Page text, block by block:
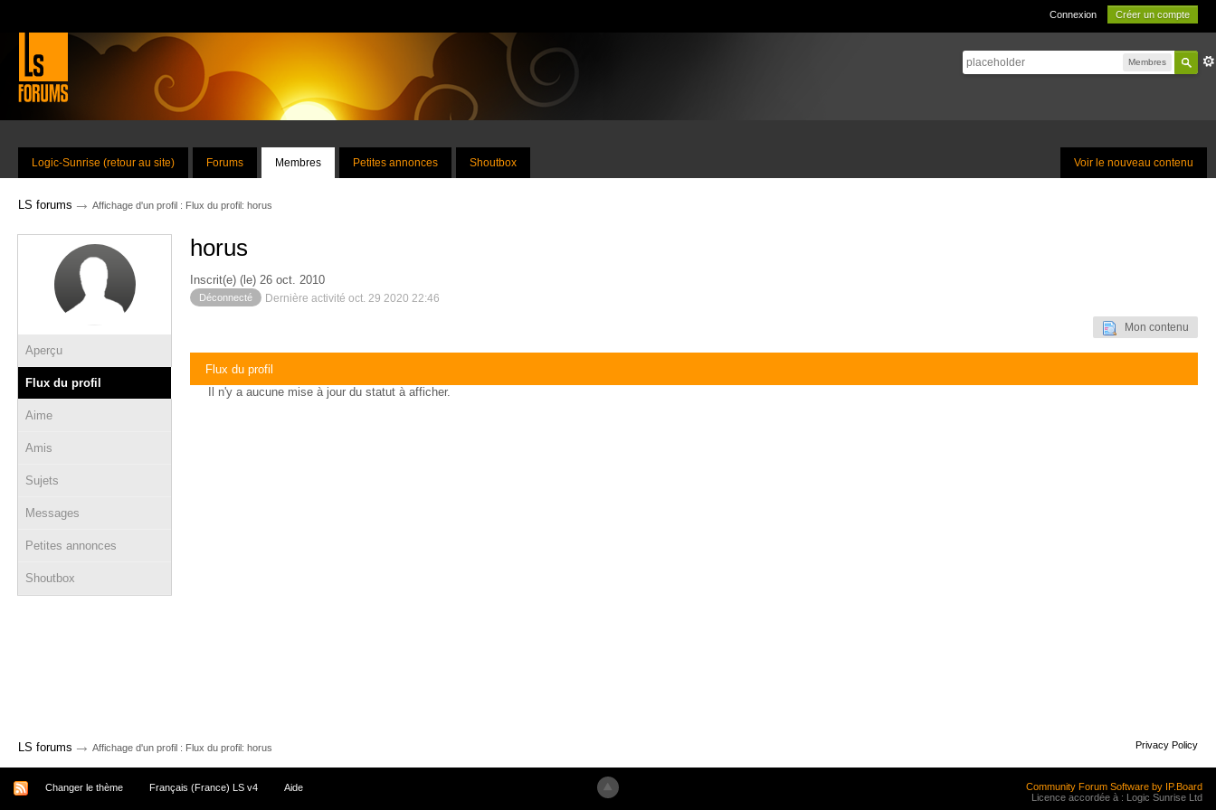
Connexion Créer un compte
Membres
Voir le nouveau contenu
Logic-Sunrise (retour au site) Forums Membres Petites annonces Shoutbox
LS forums → Affichage d'un profil : Flux du profil: horus
Aperçu
Flux du profil
Aime
Amis
Sujets
Messages
Petites annonces
Shoutbox
horus
Inscrit(e) (le) 26 oct. 2010
Déconnecté Dernière activité oct. 29 2020 22:46
Mon contenu
Flux du profil
Il n'y a aucune mise à jour du statut à afficher.
LS forums → Affichage d'un profil : Flux du profil: horus Privacy Policy
Changer le thème Français (France) LS v4 Aide
Community Forum Software by IP.Board
Licence accordée à : Logic Sunrise Ltd